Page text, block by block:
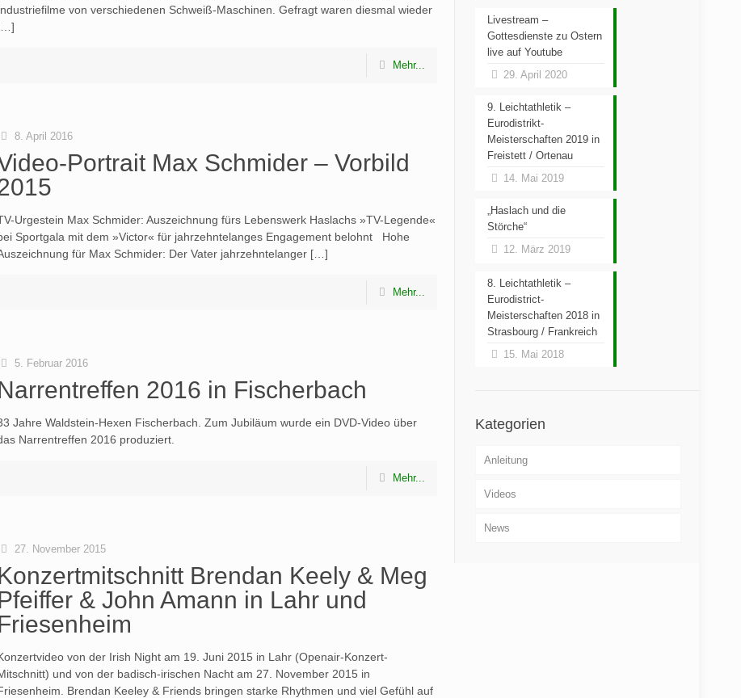
von verschiedenen Schweiß-Maschinen. Gefragt waren diesmal wieder
Mehr...
8. April 2016
Portrait Max Schmider – Vorbild
Urgestein Max Schmider: Auszeichnung fürs Lebenswerk Haslachs »TV-Legende«
Sportgala mit dem »Victor« für jahrzehntelanges Engagement belohnt Hohe
für Max Schmider: Der Vater jahrzehntelanger […]
Mehr...
5. Februar 2016
2016 in Fischerbach
Jahre Waldstein-Hexen Fischerbach. Zum Jubiläum wurde ein DVD-Video über
Narrentreffen 2016 produziert.
Mehr...
27. November 2015
Brendan Keely & Meg
& John Amann in Lahr und
von der Irish Night am 19. Juni 2015 in Lahr (Openair-Konzert-
und von der badisch-irischen Nacht am 27. November 2015 in
Brendan Keeley & Friends bringen starke Rhythmen und viel Gefühl auf
Livestream –
Gottesdienste zu Ostern
live auf Youtube
29. April 2020
9. Leichtathletik –
Eurodistrikt-
Meisterschaften 2019 in
Freistett / Ortenau
14. Mai 2019
„Haslach und die
Störche“
12. März 2019
8. Leichtathletik –
Eurodistrict-
Meisterschaften 2018 in
Strasbourg / Frankreich
15. Mai 2018
Kategorien
Anleitung
Videos
News